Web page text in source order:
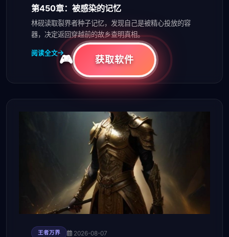
第450章：被感染的记忆
林砚读取裂界者种子记忆，发现自己是被精心投放的容
器，决定返回穿越前的故乡查明真相。
阅读全文
王者万界 2026-08-07
获取软件